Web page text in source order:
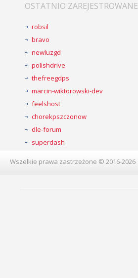
OSTATNIO ZAREJESTROWANE
robsil
bravo
newluzgd
polishdrive
thefreegdps
marcin-wiktorowski-dev
feelshost
chorekpszczonow
dle-forum
superdash
Wszelkie prawa zastrzeżone © 2016-2026